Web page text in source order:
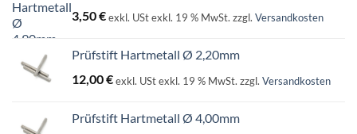
3,50€exkl. UStexkl. 19 % MwSt. zzgl. Versandkosten
Prüfstift Hartmetall Ø 2,20mm
12,00€exkl. UStexkl. 19 % MwSt. zzgl. Versandkosten
Prüfstift Hartmetall Ø 4,00mm